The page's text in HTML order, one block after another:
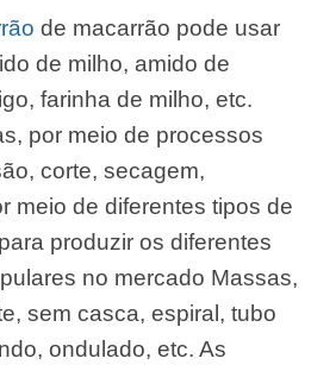
de macarrão pode usar
de milho, amido de
farinha de milho, etc.
por meio de processos
corte, secagem,
meio de diferentes tipos de
produzir os diferentes
no mercado Massas,
sem casca, espiral, tubo
ondulado, etc. As